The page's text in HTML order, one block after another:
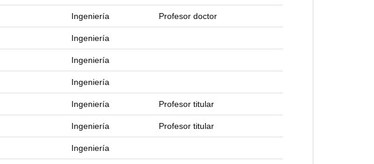
Ingeniería Profesor doctor
Ingeniería
Ingeniería
Ingeniería
Ingeniería Profesor titular
Ingeniería Profesor titular
Ingeniería